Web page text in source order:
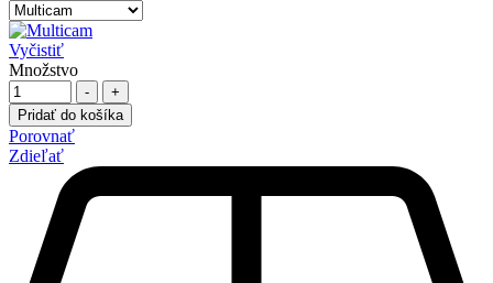
Vyčistiť
Množstvo
-
+
Pridať do košíka
Porovnať
Zdieľať